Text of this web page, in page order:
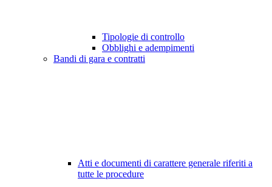
Tipologie di controllo
Obblighi e adempimenti
Bandi di gara e contratti
Atti e documenti di carattere generale riferiti a
tutte le procedure